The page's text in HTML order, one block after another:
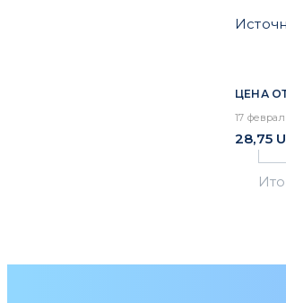
ЦЕНА
17
28,75